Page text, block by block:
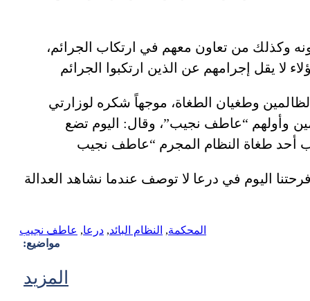
وكذلك من تعاون معهم في ارتكاب الجرائم،
وطغيان الطغاة، موجهاً شكره لوزارتي
وأولهم “عاطف نجيب”، وقال: اليوم تضع
اليوم في درعا لا توصف عندما نشاهد العدالة
المحكمة, النظام البائد, درعا, عاطف نجيب
مواضيع:
المزيد